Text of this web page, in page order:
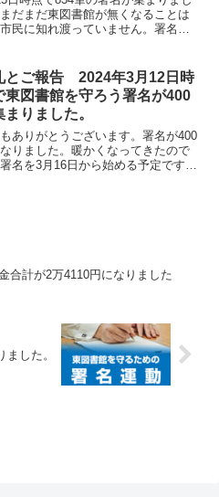
だまだ東図書館が無くなることは
民に知れ渡っていません。署名い
。
とご報告 2024年3月12日時
東図書館を守ろう署名が400
まりました。
ありがとうございます。署名が400
りました。暖かくなってきたので
名を3月16日から始める予定です。
合計が2万4110円になりました
した。